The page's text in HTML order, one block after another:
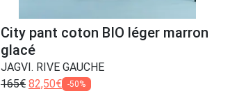
City pant coton BIO léger marron
glacé
JAGVI. RIVE GAUCHE
165€ 82,50€ -50%